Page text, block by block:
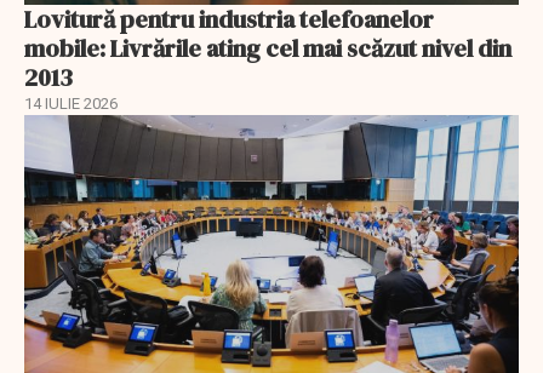
Lovitură pentru industria telefoanelor
mobile: Livrările ating cel mai scăzut nivel din
2013
14 IULIE 2026